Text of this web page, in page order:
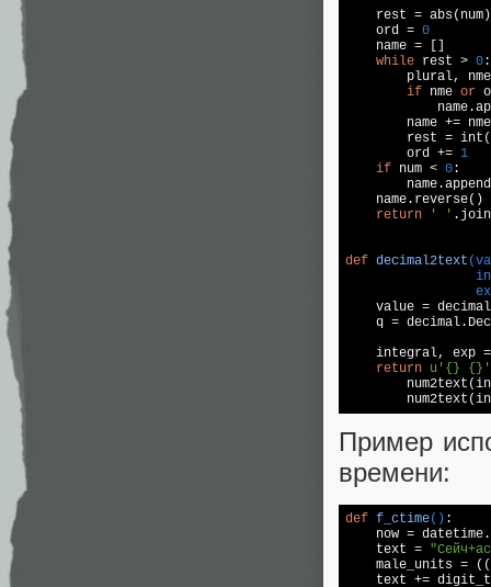
    rest = abs(num)
    ord =
0
    name = []
while rest > 0:
plural,
if nme or
        name += nme
rest =
        ord +=
1
if num < 0:
    name.reverse()
return
' '
def decimal2text
value =
q =
integral, exp
return u'{} {}'
Пример
времени:
def f_ctime() :
now =
    text =
    male_units = ((
text +=